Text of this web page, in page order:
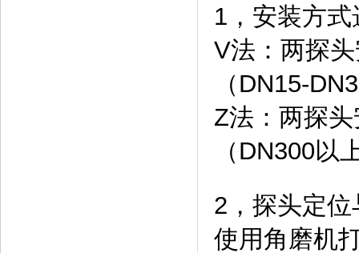
1，安装方式
V法：两探
（DN15-
Z法：两探
（DN300以
2，探头定
使用角磨机